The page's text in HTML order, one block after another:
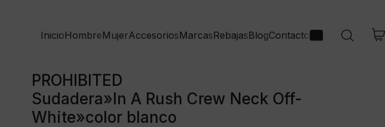
InicioHombreMujerAccesoriosMarcasRebajasBlogContacto
PROHIBITED
Sudadera»In A Rush Crew Neck Off-
White»color blanco